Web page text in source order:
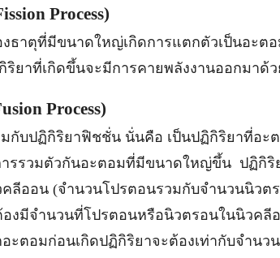
Process)
ธาตุที่มีขนาดใหญ่เกิดการแตกตัวเป็นอะต
ริยาที่เกิดขึ้นจะมีการคายพลังงานออกมาด้ว
Process)
กับปฏิกิริยาฟิชชั่น นั่นคือ เป็นปฏิกิริยาที่อ
ารรวมตัวกันอะตอมที่มีขนาดใหญ่ขึ้น ปฏิกิ
ลีออน (จำนวนโปรตอนรวมกับจำนวนนิวต
งมีจำนวนที่โปรตอนหรือนิวตรอนในนิวค
ะตอมก่อนเกิดปฏิกิริยาจะต้องเท่ากับจำน